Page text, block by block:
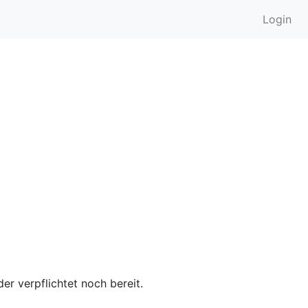
Login
verpflichtet noch bereit.